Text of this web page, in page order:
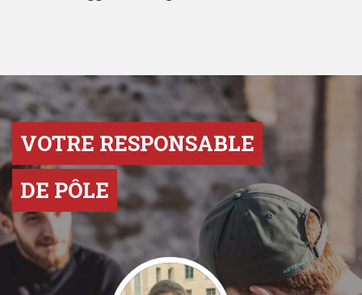
VOTRE RESPONSABLE
DE PÔLE